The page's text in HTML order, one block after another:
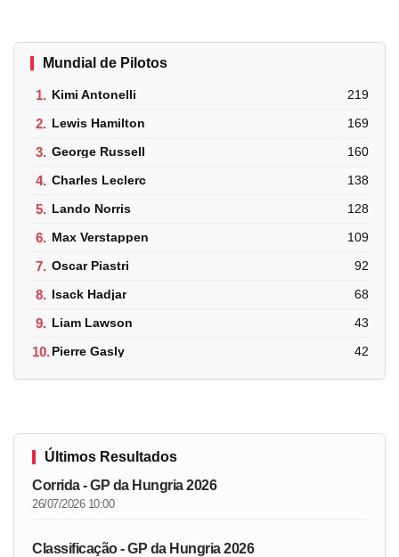
Mundial de Pilotos
1. Kimi Antonelli 219
2. Lewis Hamilton 169
3. George Russell 160
4. Charles Leclerc 138
5. Lando Norris 128
6. Max Verstappen 109
7. Oscar Piastri 92
8. Isack Hadjar 68
9. Liam Lawson 43
10.Pierre Gasly 42
Últimos Resultados
Corrida - GP da Hungria 2026
26/07/2026 10:00
Classificação - GP da Hungria 2026